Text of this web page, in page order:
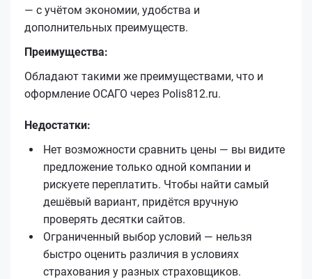
— с учётом экономии, удобства и
дополнительных преимуществ.
Преимущества:
Обладают такими же преимуществами, что и
оформление ОСАГО через Polis812.ru.
Недостатки:
Нет возможности сравнить цены — вы видите
предложение только одной компании и
рискуете переплатить. Чтобы найти самый
дешёвый вариант, придётся вручную
проверять десятки сайтов.
Ограниченный выбор условий — нельзя
быстро оценить различия в условиях
страхования у разных страховщиков.